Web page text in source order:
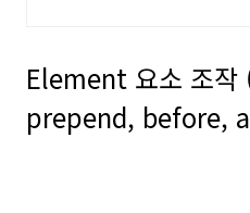
Element 요소 조
prepend, before,